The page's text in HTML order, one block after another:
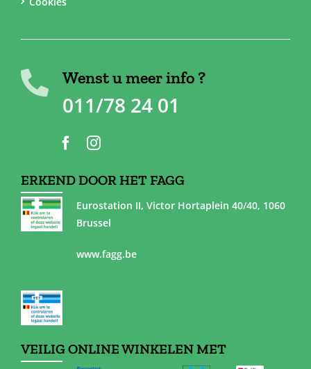
Wenst u meer info ?
011/78 24 01
ERKEND DOOR HET FAGG
Eurostation II, Victor Hortaplein 40/40, 1060
Brussel
www.fagg.be
VEILIG ONLINE WINKELEN MET